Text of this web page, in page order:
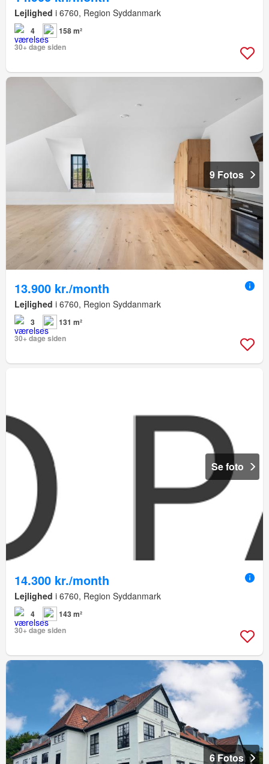
Lejlighed i 6760, Region Syddanmark
4
158 m²
30+ dage siden
9 Fotos
13.900 kr./month
Lejlighed i 6760, Region Syddanmark
3
131 m²
30+ dage siden
Se foto
14.300 kr./month
Lejlighed i 6760, Region Syddanmark
4
143 m²
30+ dage siden
6 Fotos